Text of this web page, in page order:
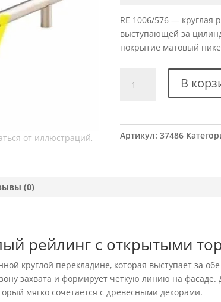
RE 1006/576 — круглая
выступающей за
покрытие матовый
товара
1006/576
В
Артикул:37486
(0)
рейлинг с открытыми
круглой перекладине, которая выступает за
захвата и формирует четкую линию на фасаде.
мягко сочетается с древесными декорами.